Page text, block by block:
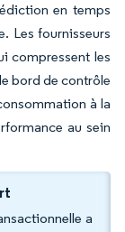
en temps
Les fournisseurs
compressent les
bord de contrôle
à la
au sein
a